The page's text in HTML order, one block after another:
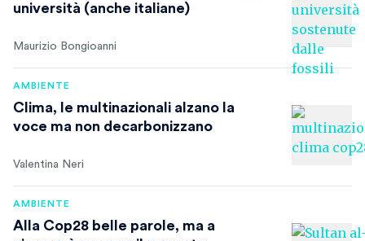
università (anche italiane)
Maurizio Bongioanni
AMBIENTE
Clima, le multinazionali alzano la
voce ma non decarbonizzano
Valentina Neri
AMBIENTE
Alla Cop28 belle parole, ma a